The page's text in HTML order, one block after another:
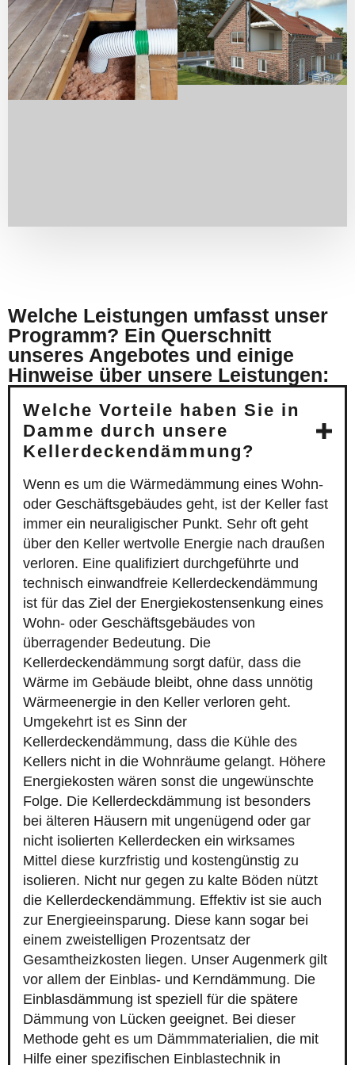
Welche Leistungen umfasst unser
Programm? Ein Querschnitt
unseres Angebotes und einige
Hinweise über unsere Leistungen:
Welche Vorteile haben Sie in
Damme durch unsere
Kellerdeckendämmung?
Wenn es um die Wärmedämmung eines Wohn-
oder Geschäftsgebäudes geht, ist der Keller fast
immer ein neuraligischer Punkt. Sehr oft geht
über den Keller wertvolle Energie nach draußen
verloren. Eine qualifiziert durchgeführte und
technisch einwandfreie Kellerdeckendämmung
ist für das Ziel der Energiekostensenkung eines
Wohn- oder Geschäftsgebäudes von
überragender Bedeutung. Die
Kellerdeckendämmung sorgt dafür, dass die
Wärme im Gebäude bleibt, ohne dass unnötig
Wärmeenergie in den Keller verloren geht.
Umgekehrt ist es Sinn der
Kellerdeckendämmung, dass die Kühle des
Kellers nicht in die Wohnräume gelangt. Höhere
Energiekosten wären sonst die ungewünschte
Folge. Die Kellerdeckdämmung ist besonders
bei älteren Häusern mit ungenügend oder gar
nicht isolierten Kellerdecken ein wirksames
Mittel diese kurzfristig und kostengünstig zu
isolieren. Nicht nur gegen zu kalte Böden nützt
die Kellerdeckendämmung. Effektiv ist sie auch
zur Energieeinsparung. Diese kann sogar bei
einem zweistelligen Prozentsatz der
Gesamtheizkosten liegen. Unser Augenmerk gilt
vor allem der Einblas- und Kerndämmung. Die
Einblasdämmung ist speziell für die spätere
Dämmung von Lücken geeignet. Bei dieser
Methode geht es um Dämmmaterialien, die mit
Hilfe einer spezifischen Einblastechnik in